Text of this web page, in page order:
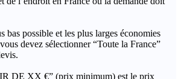
bas possible et les plus larges économies
devez sélectionner “Toute la France”
DE XX €” (prix minimum) est le prix